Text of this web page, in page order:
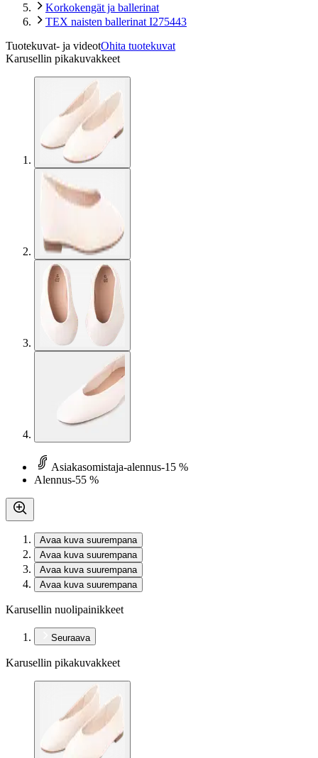
Korkokengät ja ballerinat
TEX naisten ballerinat I275443
Tuotekuvat- ja videotOhita tuotekuvat
Karusellin pikakuvakkeet
Asiakasomistaja-alennus-15 %
Alennus-55 %
Avaa kuva suurempana
Avaa kuva suurempana
Avaa kuva suurempana
Avaa kuva suurempana
Karusellin nuolipainikkeet
Seuraava
Karusellin pikakuvakkeet